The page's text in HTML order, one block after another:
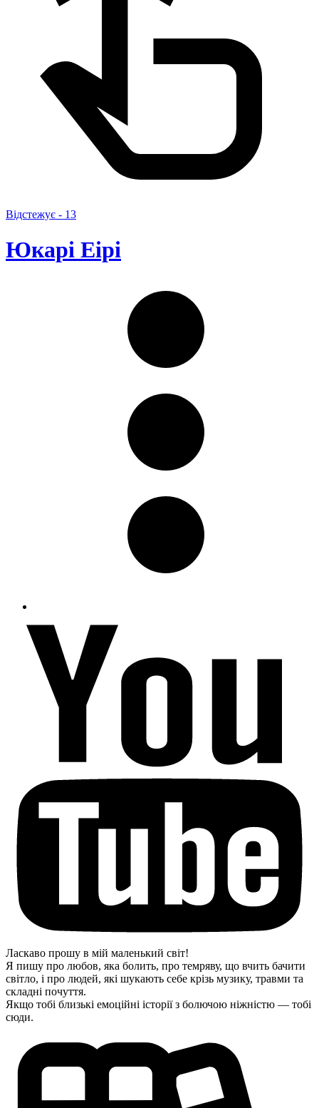
Відстежує - 13
Юкарі Еірі
Ласкаво прошу в мій маленький світ!
Я пишу про любов, яка болить, про темряву, що вчить бачити
світло, і про людей, які шукають себе крізь музику, травми та
складні почуття.
Якщо тобі близькі емоційні історії з болючою ніжністю — тобі
сюди.